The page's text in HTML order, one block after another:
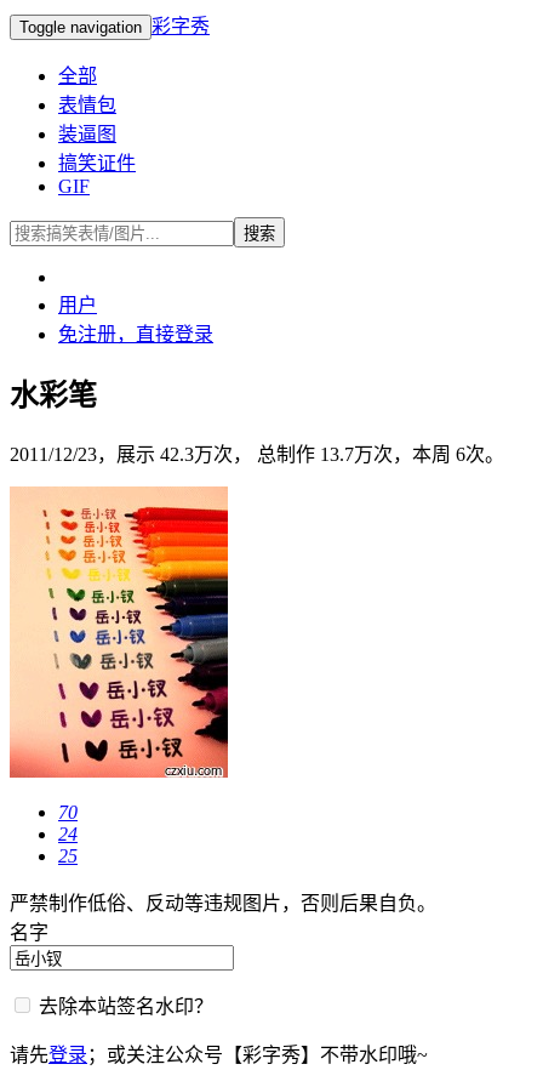
Toggle navigation 彩字秀
全部
表情包
装逼图
搞笑证件
GIF
搜索
用户
免注册，直接登录
水彩笔
2011/12/23，展示 42.3万次， 总制作 13.7万次，本周 6次。
70
24
25
严禁制作低俗、反动等违规图片，否则后果自负。
名字
去除本站签名水印？
请先登录 ；或关注公众号【彩字秀】不带水印哦~